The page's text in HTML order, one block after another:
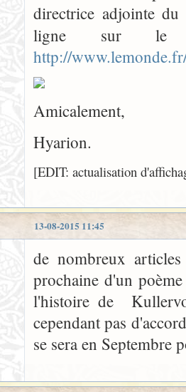
directrice adjointe
ligne sur
http://
Amicalement,
Hyarion.
[EDIT: actualisation
13-08-2015 11:45
de nombreux
prochaine d'un
l'histoire de
cependant pas
se sera en Septembre